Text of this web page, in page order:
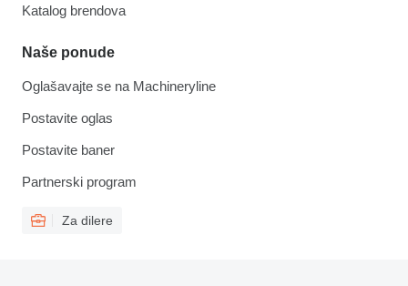
Katalog brendova
Naše ponude
Oglašavajte se na Machineryline
Postavite oglas
Postavite baner
Partnerski program
Za dilere